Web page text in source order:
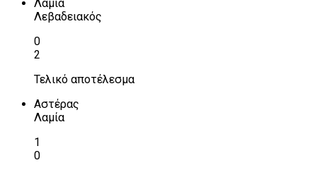
Λαμία
Λεβαδειακός
0
2
Τελικό αποτέλεσμα
Αστέρας
Λαμία
1
0